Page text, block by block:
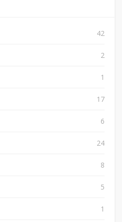
42
2
1
17
6
24
8
5
1